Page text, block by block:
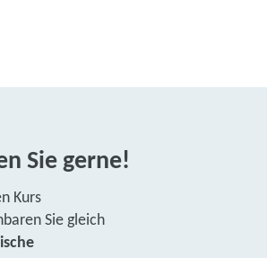
Sie gerne!
Kurs
Sie gleich